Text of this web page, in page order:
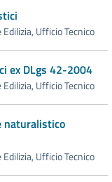
Ufficio Tecnico
ex DLgs 42-2004
Ufficio Tecnico
naturalistico
Ufficio Tecnico